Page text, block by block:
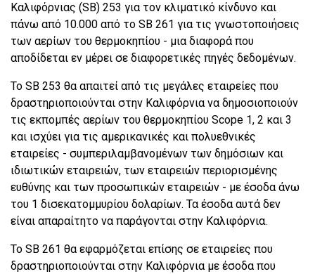
Καλιφόρνιας (SB) 253 για τον κλιματικό κίνδυνο και
πάνω από 10.000 από το SB 261 για τις γνωστοποιήσεις
των αερίων του θερμοκηπίου - μια διαφορά που
αποδίδεται εν μέρει σε διαφορετικές πηγές δεδομένων.
Το SB 253 θα απαιτεί από τις μεγάλες εταιρείες που
δραστηριοποιούνται στην Καλιφόρνια να δημοσιοποιούν
τις εκπομπές αερίων του θερμοκηπίου Scope 1, 2 και 3
και ισχύει για τις αμερικανικές και πολυεθνικές
εταιρείες - συμπεριλαμβανομένων των δημόσιων και
ιδιωτικών εταιρειών, των εταιρειών περιορισμένης
ευθύνης και των προσωπικών εταιρειών - με έσοδα άνω
του 1 δισεκατομμυρίου δολαρίων. Τα έσοδα αυτά δεν
είναι απαραίτητο να παράγονται στην Καλιφόρνια.
Το SB 261 θα εφαρμόζεται επίσης σε εταιρείες που
δραστηριοποιούνται στην Καλιφόρνια με έσοδα που